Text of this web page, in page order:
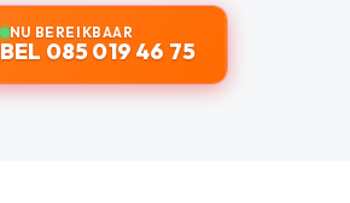
NU BEREIKBAAR
BEL 085 019 46 75